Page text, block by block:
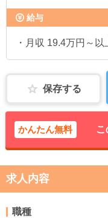
給与
・月収 19.4万円～以
保存する
かんたん無料
求人内容
職種